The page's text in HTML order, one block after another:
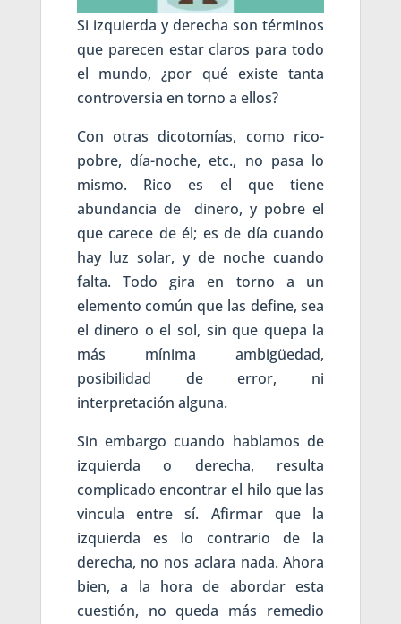
Si izquierda y derecha son términos
que parecen estar claros para todo
el mundo, ¿por qué existe tanta
controversia en torno a ellos?
Con otras dicotomías, como rico-
pobre, día-noche, etc., no pasa lo
mismo. Rico es el que tiene
abundancia de dinero, y pobre el
que carece de él; es de día cuando
hay luz solar, y de noche cuando
falta. Todo gira en torno a un
elemento común que las define, sea
el dinero o el sol, sin que quepa la
más mínima ambigüedad,
posibilidad de error, ni
interpretación alguna.
Sin embargo cuando hablamos de
izquierda o derecha, resulta
complicado encontrar el hilo que las
vincula entre sí. Afirmar que la
izquierda es lo contrario de la
derecha, no nos aclara nada. Ahora
bien, a la hora de abordar esta
cuestión, no queda más remedio